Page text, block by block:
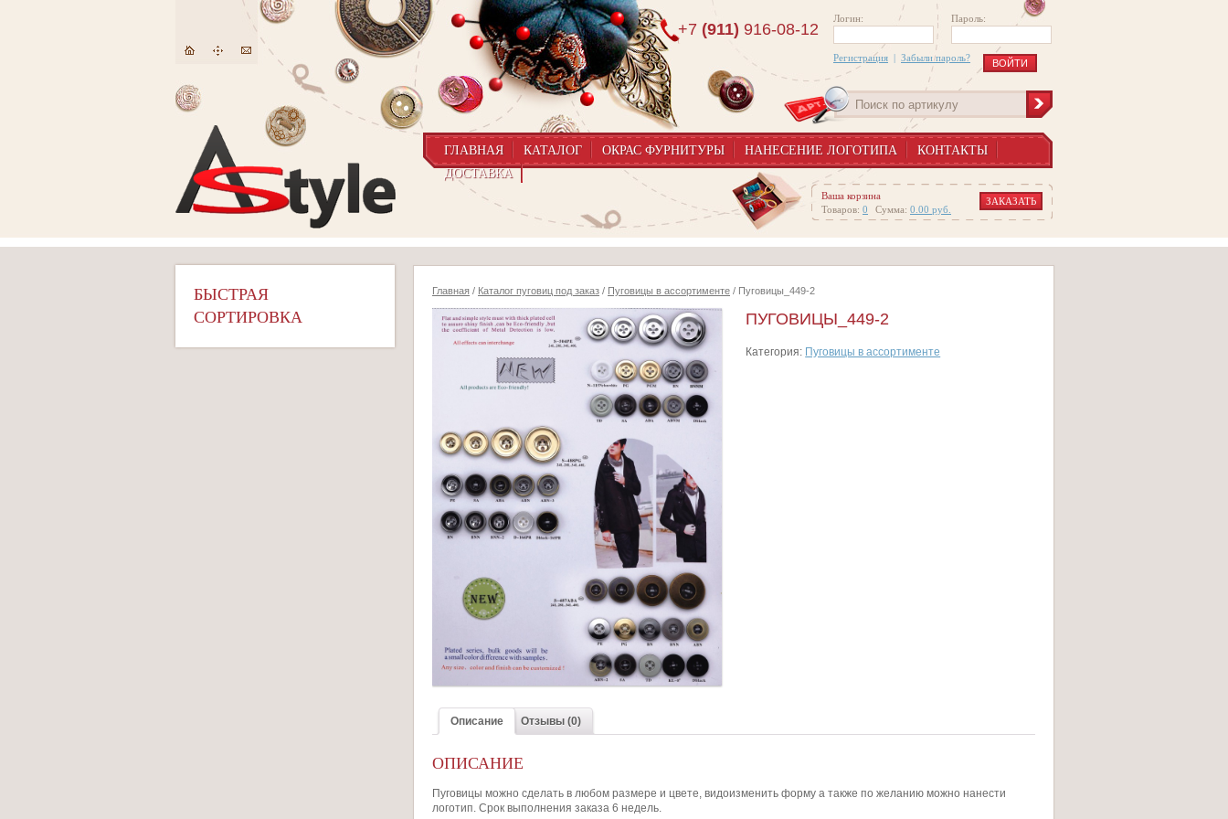
Логин: Пароль:
Регистрация | Забыли пароль?
+7 (911) 916-08-12
ГЛАВНАЯ КАТАЛОГ ОКРАС ФУРНИТУРЫ НАНЕСЕНИЕ ЛОГОТИПА
КОНТАКТЫ
ДОСТАВКА
Ваша корзина
Товаров: 0 Сумма: 0.00 руб.
ЗАКАЗАТЬ
БЫСТРАЯ
СОРТИРОВКА
Главная / Каталог пуговиц под заказ / Пуговицы в ассортименте / Пуговицы_449-2
ПУГОВИЦЫ_449-2
Категория: Пуговицы в ассортименте
Описание Отзывы (0)
ОПИСАНИЕ
Пуговицы можно сделать в любом размере и цвете, видоизменить форму а также по желанию можно нанести
логотип. Срок выполнения заказа 6 недель.